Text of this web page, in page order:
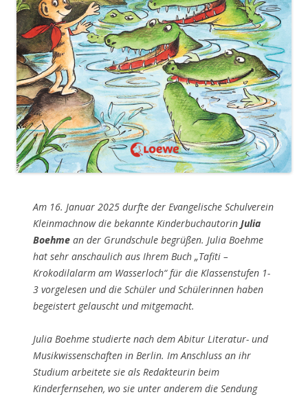
Am 16. Januar 2025 durfte der Evangelische Schulverein
Kleinmachnow die bekannte Kinderbuchautorin Julia
Boehme an der Grundschule begrüßen. Julia Boehme
hat sehr anschaulich aus Ihrem Buch „Tafiti –
Krokodilalarm am Wasserloch“ für die Klassenstufen 1-
3 vorgelesen und die Schüler und Schülerinnen haben
begeistert gelauscht und mitgemacht.
Julia Boehme studierte nach dem Abitur Literatur- und
Musikwissenschaften in Berlin. Im Anschluss an ihr
Studium arbeitete sie als Redakteurin beim
Kinderfernsehen, wo sie unter anderem die Sendung